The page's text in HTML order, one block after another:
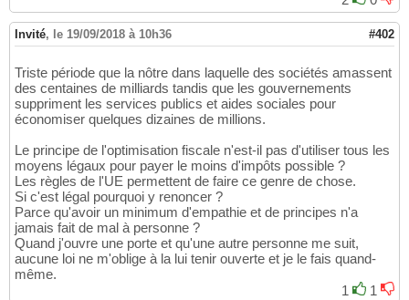
Invité, le 19/09/2018 à 10h36 #402
Triste période que la nôtre dans laquelle des sociétés amassent
des centaines de milliards tandis que les gouvernements
suppriment les services publics et aides sociales pour
économiser quelques dizaines de millions.
Le principe de l'optimisation fiscale n'est-il pas d'utiliser tous les
moyens légaux pour payer le moins d'impôts possible ?
Les règles de l'UE permettent de faire ce genre de chose.
Si c'est légal pourquoi y renoncer ?
Parce qu'avoir un minimum d'empathie et de principes n'a
jamais fait de mal à personne ?
Quand j'ouvre une porte et qu'une autre personne me suit,
aucune loi ne m'oblige à la lui tenir ouverte et je le fais quand-
même.
1
1